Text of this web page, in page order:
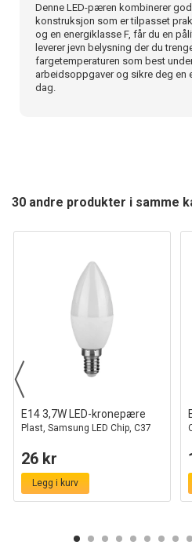
Denne LED-pæren kombinerer
konstruksjon som er tilpasset
og en energiklasse F, får du en
leverer jevn belysning der du
fargetemperaturen som best
arbeidsoppgaver og sikre deg
dag.
30 andre produkter i samme
E14 3,7W LED-kronepære
Plast, Samsung LED Chip, C37
26 kr
Legg i kurv